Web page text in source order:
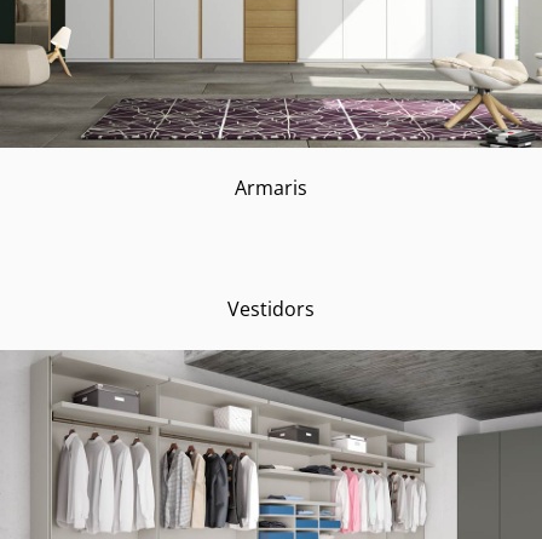
Armaris
Vestidors